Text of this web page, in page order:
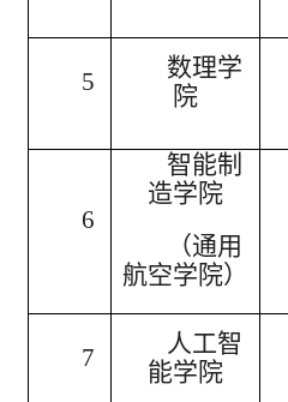
5
数理学
院
6
智能制
造学院
（通用
航空学院）
7
人工智
能学院